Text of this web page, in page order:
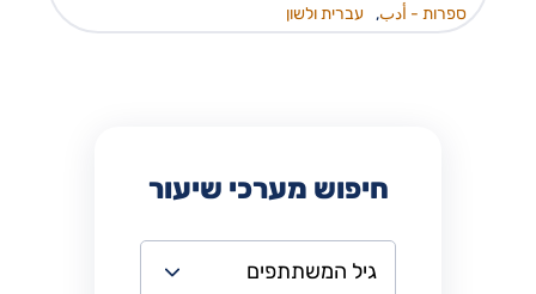
ספרות - أدب, עברית ולשון
חיפוש מערכי שיעור